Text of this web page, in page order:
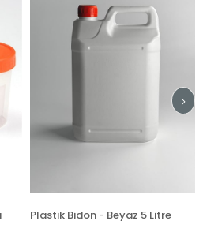
Plastik Bidon - Beyaz 5 Litre